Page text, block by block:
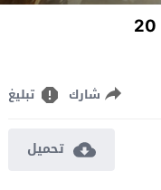
شارك تبليغ
تحميل